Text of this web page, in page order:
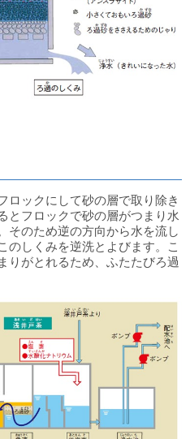
ロックにして砂の層で取り除き
とフロックで砂の層がつまり水
そのため逆の方向から水を流し
のしくみを逆洗とよびます。こ
りがとれるため、ふたたびろ過